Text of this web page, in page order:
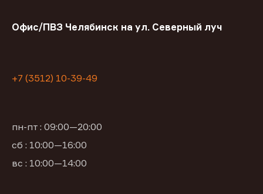
Офис/ПВЗ Челябинск на ул. Северный луч
+7 (3512) 10-39-49
пн-пт : 09:00—20:00
сб : 10:00—16:00
вс : 10:00—14:00